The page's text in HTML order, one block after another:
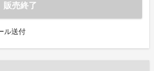
販売終了
ル送付